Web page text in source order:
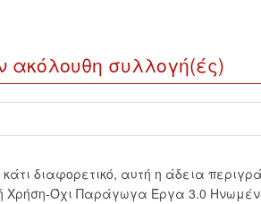
ακόλουθη συλλογή(ές)
κάτι διαφορετικό, αυτή η άδεια
Χρήση-Όχι Παράγωγα Έργα 3.0